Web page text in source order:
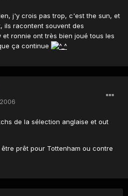
j'y crois pas trop, c'est the sun, et
ils racontent souvent des
et ronnie ont très bien joué tous les
ça continue
de la sélection anglaise et out
prêt pour Tottenham ou contre